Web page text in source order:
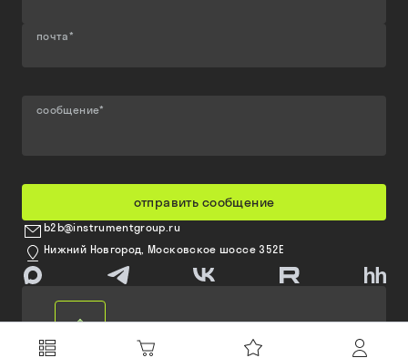
почта*
сообщение*
отправить сообщение
b2b@instrumentgroup.ru
Нижний Новгород, Московское шоссе 352Е